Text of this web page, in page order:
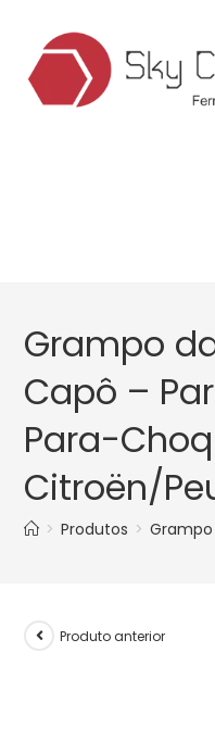
Grampo
Capô –
Para-
Citroën/
> Produtos >
Produto anterior